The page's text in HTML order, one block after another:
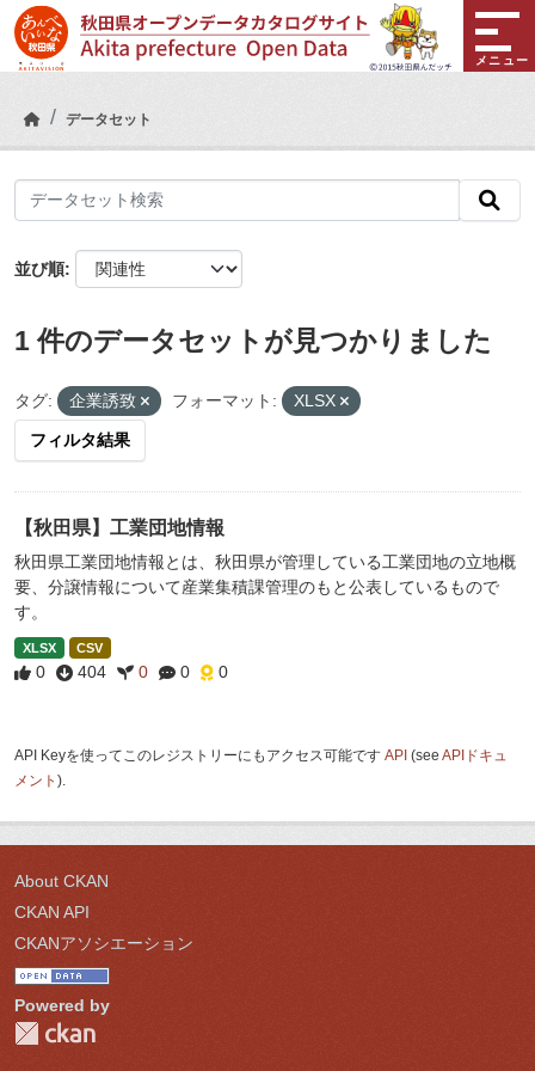
Skip to main content
メニュー
データセット
並び順
1 件のデータセットが見つかりました
タグ: 企業誘致 フォーマット: XLSX
フィルタ結果
【秋田県】工業団地情報
秋田県工業団地情報とは、秋田県が管理している工業団地の立地概
要、分譲情報について産業集積課管理のもと公表しているもので
す。
XLSX CSV
0 404 0 0 0
API Keyを使ってこのレジストリーにもアクセス可能です API (see APIドキュ
メント ).
About CKAN
CKAN API
CKANアソシエーション
Powered by